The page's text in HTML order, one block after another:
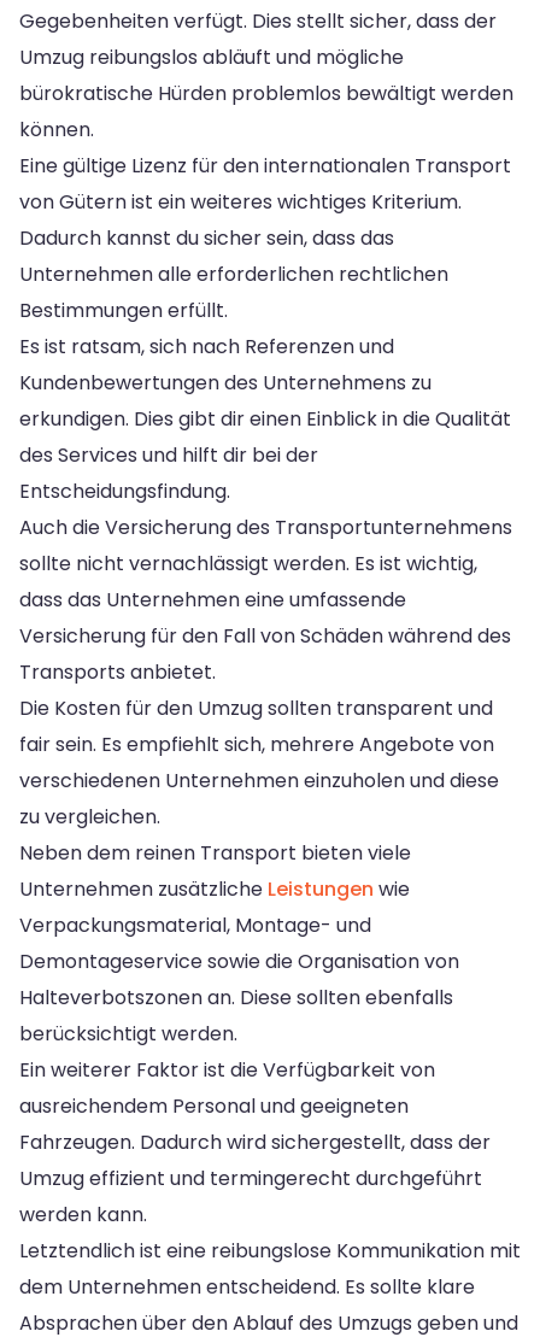
Gegebenheiten verfügt. Dies stellt sicher, dass der
Umzug reibungslos abläuft und mögliche
bürokratische Hürden problemlos bewältigt werden
können.
Eine gültige Lizenz für den internationalen Transport
von Gütern ist ein weiteres wichtiges Kriterium.
Dadurch kannst du sicher sein, dass das
Unternehmen alle erforderlichen rechtlichen
Bestimmungen erfüllt.
Es ist ratsam, sich nach Referenzen und
Kundenbewertungen des Unternehmens zu
erkundigen. Dies gibt dir einen Einblick in die Qualität
des Services und hilft dir bei der
Entscheidungsfindung.
Auch die Versicherung des Transportunternehmens
sollte nicht vernachlässigt werden. Es ist wichtig,
dass das Unternehmen eine umfassende
Versicherung für den Fall von Schäden während des
Transports anbietet.
Die Kosten für den Umzug sollten transparent und
fair sein. Es empfiehlt sich, mehrere Angebote von
verschiedenen Unternehmen einzuholen und diese
zu vergleichen.
Neben dem reinen Transport bieten viele
Unternehmen zusätzliche Leistungen wie
Verpackungsmaterial, Montage- und
Demontageservice sowie die Organisation von
Halteverbotszonen an. Diese sollten ebenfalls
berücksichtigt werden.
Ein weiterer Faktor ist die Verfügbarkeit von
ausreichendem Personal und geeigneten
Fahrzeugen. Dadurch wird sichergestellt, dass der
Umzug effizient und termingerecht durchgeführt
werden kann.
Letztendlich ist eine reibungslose Kommunikation mit
dem Unternehmen entscheidend. Es sollte klare
Absprachen über den Ablauf des Umzugs geben und